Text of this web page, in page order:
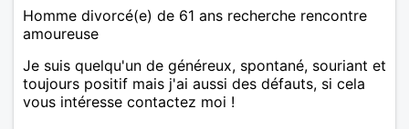
Homme divorcé(e) de 61 ans recherche rencontre
amoureuse
Je suis quelqu'un de généreux, spontané, souriant et
toujours positif mais j'ai aussi des défauts, si cela
vous intéresse contactez moi !